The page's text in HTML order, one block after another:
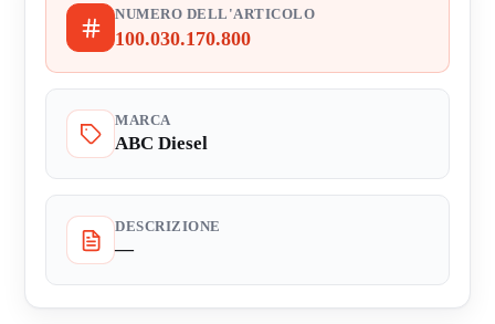
NUMERO DELL'ARTICOLO
100.030.170.800
MARCA
ABC Diesel
DESCRIZIONE
—